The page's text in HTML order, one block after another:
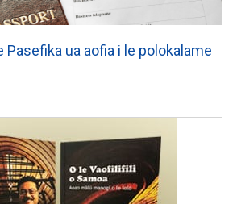
Pasefika ua aofia i le polokalame